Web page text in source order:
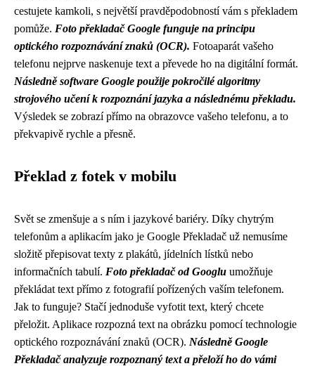
cestujete kamkoli, s největší pravděpodobností vám s překladem
pomůže. Foto překladač Google funguje na principu
optického rozpoznávání znaků (OCR). Fotoaparát vašeho
telefonu nejprve naskenuje text a převede ho na digitální formát.
Následně software Google použije pokročilé algoritmy
strojového učení k rozpoznání jazyka a následnému překladu.
Výsledek se zobrazí přímo na obrazovce vašeho telefonu, a to
překvapivě rychle a přesně.
Překlad z fotek v mobilu
Svět se zmenšuje a s ním i jazykové bariéry. Díky chytrým
telefonům a aplikacím jako je Google Překladač už nemusíme
složitě přepisovat texty z plakátů, jídelních lístků nebo
informačních tabulí. Foto překladač od Googlu umožňuje
překládat text přímo z fotografií pořízených vaším telefonem.
Jak to funguje? Stačí jednoduše vyfotit text, který chcete
přeložit. Aplikace rozpozná text na obrázku pomocí technologie
optického rozpoznávání znaků (OCR). Následně Google
Překladač analyzuje rozpoznaný text a přeloží ho do vámi